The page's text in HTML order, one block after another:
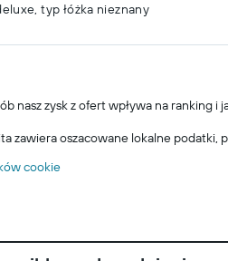
typ łóżka nieznany
nasz zysk z ofert wpływa na ranking i
zawiera oszacowane lokalne podatki,
cookie